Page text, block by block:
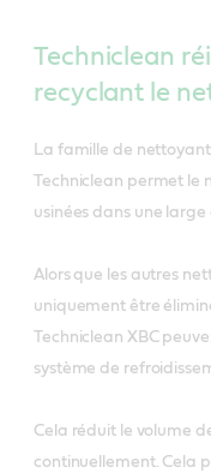
Techniclean
recyclant le
La famille de
Techniclean permet
usinées dans une
Alors que les autres
uniquement être
Techniclean XBC
système de
Cela réduit le volume
continuellement. Cela